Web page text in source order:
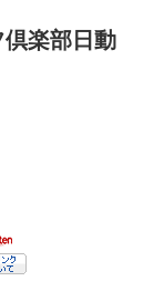
楽部日動